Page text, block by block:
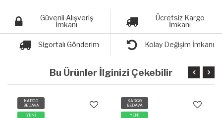
Güvenli Alışveriş
İmkanı
Ücretsiz Kargo
İmkanı
Sigortalı Gönderim Kolay Değişim İmkanı
Bu Ürünler İlginizi Çekebilir
KARGO
BEDAVA
YENİ
KARGO
BEDAVA
YENİ